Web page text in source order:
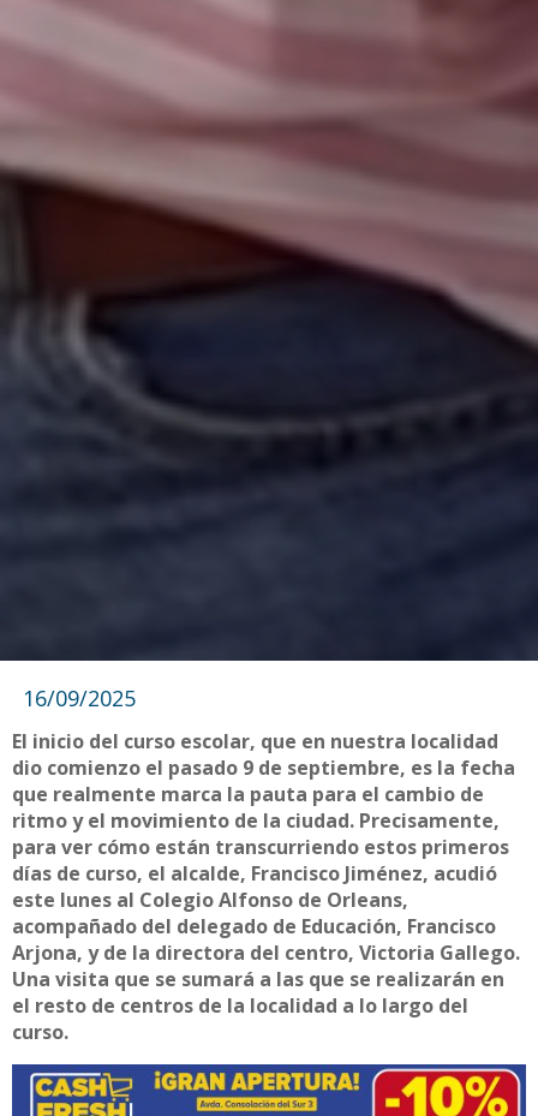
16/09/2025
El inicio del curso escolar, que en nuestra localidad
dio comienzo el pasado 9 de septiembre, es la fecha
que realmente marca la pauta para el cambio de
ritmo y el movimiento de la ciudad. Precisamente,
para ver cómo están transcurriendo estos primeros
días de curso, el alcalde, Francisco Jiménez, acudió
este lunes al Colegio Alfonso de Orleans,
acompañado del delegado de Educación, Francisco
Arjona, y de la directora del centro, Victoria Gallego.
Una visita que se sumará a las que se realizarán en
el resto de centros de la localidad a lo largo del
curso.